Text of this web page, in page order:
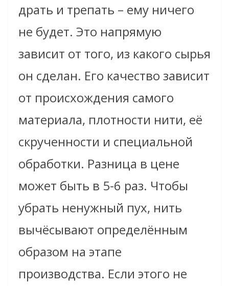
драть и трепать – ему ничего
не будет. Это напрямую
зависит от того, из какого сырья
он сделан. Его качество зависит
от происхождения самого
материала, плотности нити, её
скрученности и специальной
обработки. Разница в цене
может быть в 5-6 раз. Чтобы
убрать ненужный пух, нить
вычёсывают определённым
образом на этапе
производства. Если этого не